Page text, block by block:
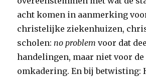
acht komen in aanmerking
christelijke ziekenhuizen,
scholen:no problemvoor dat
handelingen, maar niet voor
omkadering. En bij betwisting: